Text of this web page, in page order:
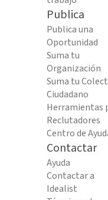
Publica
Publica una
Oportunidad
Suma tu
Organización
Suma tu
Ciudadano
Herramientas
Reclutadores
Centro de
Contactar
Ayuda
Contactar a
Idealist